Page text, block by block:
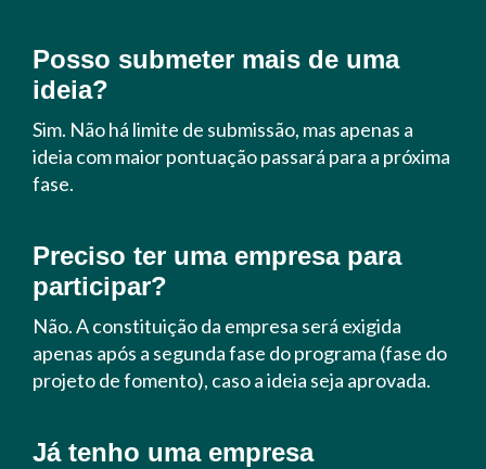
Posso submeter mais de uma
ideia?
Sim. Não há limite de submissão, mas apenas a
ideia com maior pontuação passará para a próxima
fase.
Preciso ter uma empresa para
participar?
Não. A constituição da empresa será exigida
apenas após a segunda fase do programa (fase do
projeto de fomento), caso a ideia seja aprovada.
Já tenho uma empresa